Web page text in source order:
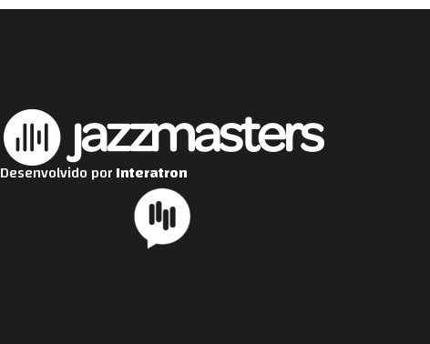
Desenvolvido porInteratron